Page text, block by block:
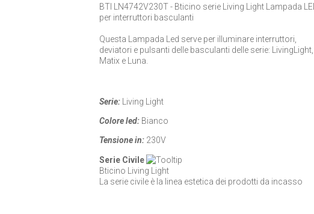
BTI LN4742V230T - Bticino serie Living Light Lampada
per interruttori basculanti
Questa Lampada Led serve per illuminare interruttori,
deviatori e pulsanti delle basculanti delle serie: LivingLight,
Matix e Luna.
Serie:
Living Light
Colore led: Bianco
Tensione in: 230V
Serie Civile
Bticino Living Light
La serie civile è la linea estetica dei prodotti da incasso